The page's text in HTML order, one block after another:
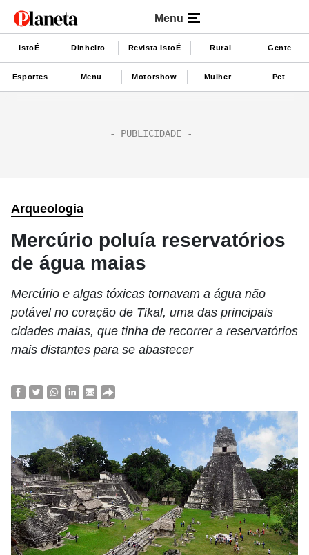
Menu
IstoÉ Dinheiro Revista IstoÉ Rural Gente
Esportes Menu Motorshow Mulher Pet
Arqueologia
Mercúrio poluía reservatórios
de água maias
Mercúrio e algas tóxicas tornavam a água não
potável no coração de Tikal, uma das principais
cidades maias, que tinha de recorrer a reservatórios
mais distantes para se abastecer